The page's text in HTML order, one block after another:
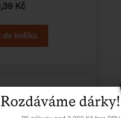
Kč
na A4 "19"